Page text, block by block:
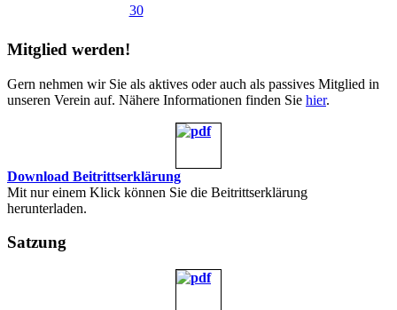
30
Mitglied werden!
Gern nehmen wir Sie als aktives oder auch als passives Mitglied in
unseren Verein auf. Nähere Informationen finden Sie hier.
Download Beitrittserklärung
Mit nur einem Klick können Sie die Beitrittserklärung
herunterladen.
Satzung